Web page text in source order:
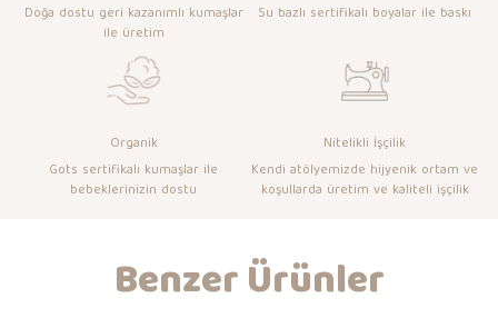
Doğa dostu geri kazanımlı kumaşlar
ile üretim
Su bazlı sertifikalı boyalar ile baskı
Organik
Gots sertifikalı kumaşlar ile
bebeklerinizin dostu
Nitelikli İşçilik
Kendi atölyemizde hijyenik ortam ve
koşullarda üretim ve kaliteli işçilik
Benzer Ürünler